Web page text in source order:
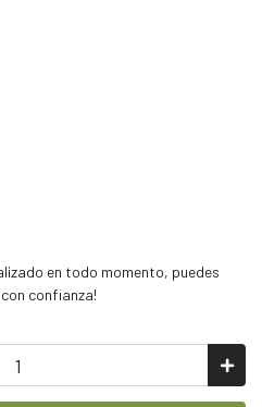
en todo momento, puedes
confianza!